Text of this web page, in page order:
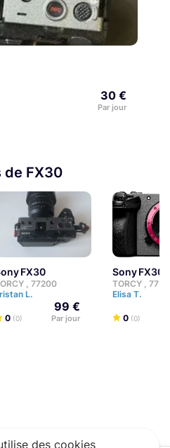
30 €
Par jour
de FX30
Sony FX30
, 77200
L.
0 (0)
99 €
Par jour
Sony FX30
TORCY ,
Elisa T.
0 (0)